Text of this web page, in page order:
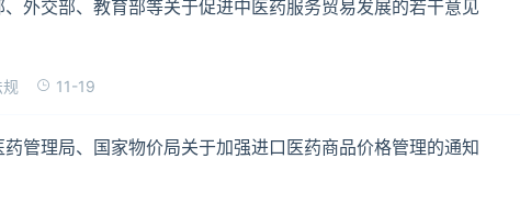
、外交部、教育部等关于促进中医药服务贸易发展的若干意见
11-19
药管理局、国家物价局关于加强进口医药商品价格管理的通知